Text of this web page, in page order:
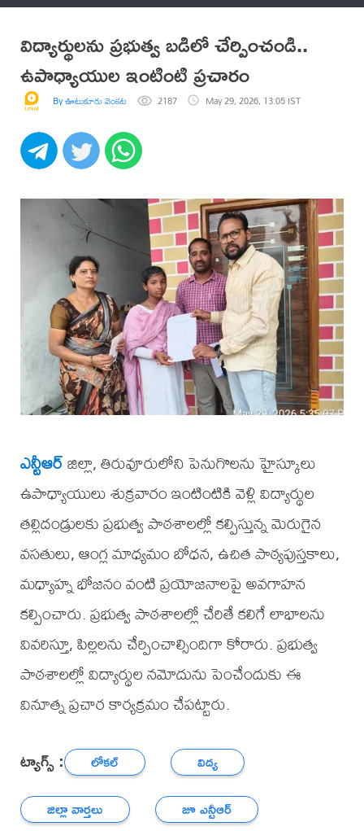
విద్యార్థులను ప్రభుత్వ బడిలో చేర్పించండి..
ఉపాధ్యాయుల ఇంటింటి ప్రచారం
By ఊటుకూరు వెంకట సత్యనారాయణ రావు
2187 May 29, 2026, 13:05 IST
ఎన్టీఆర్జిల్లా, తిరువూరులోని పెనుగొలను హైస్కూలు
ఉపాధ్యాయులు శుక్రవారం ఇంటింటికి వెళ్లి విద్యార్థుల
తల్లిదండ్రులకు ప్రభుత్వ పాఠశాలల్లో కల్పిస్తున్న మెరుగైన
వసతులు, ఆంగ్ల మాధ్యమం బోధన, ఉచిత పాఠ్యపుస్తకాలు,
మధ్యాహ్న భోజనం వంటి ప్రయోజనాలపై అవగాహన
కల్పించారు. ప్రభుత్వ పాఠశాలల్లో చేరితే కలిగే లాభాలను
వివరిస్తూ, పిల్లలను చేర్పించాల్సిందిగా కోరారు. ప్రభుత్వ
పాఠశాలల్లో విద్యార్థుల నమోదును పెంచేందుకు ఈ
వినూత్న ప్రచార కార్యక్రమం చేపట్టారు.
ట్యాగ్స్ : లోకల్
విద్య
జిల్లా వార్తలు
జూ ఎన్టీఆర్